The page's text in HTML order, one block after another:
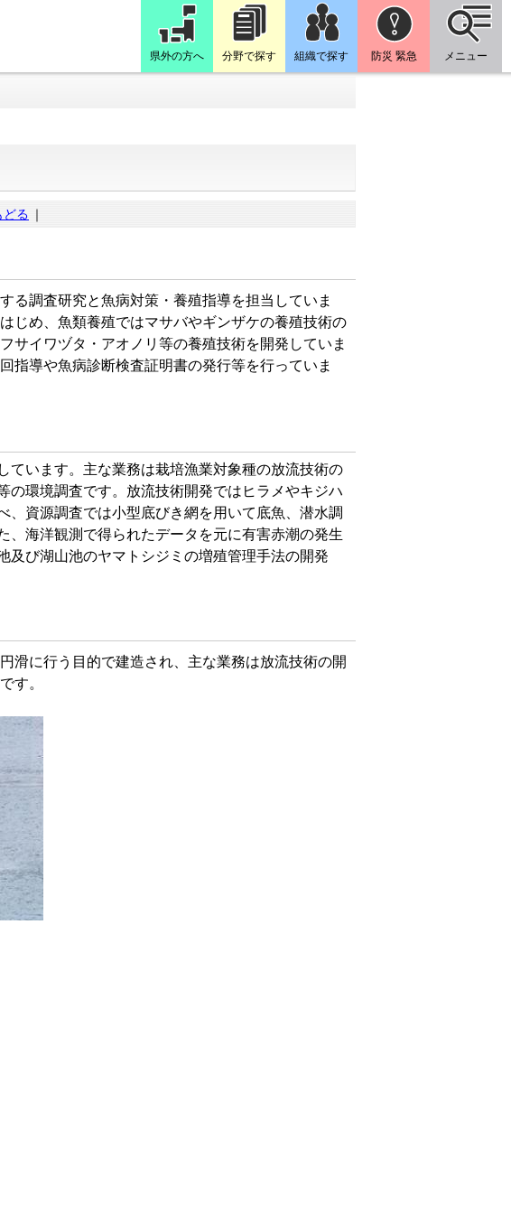
県外の方へ 分野で探す 組織で探す 防災 緊急 メニュー
どる ｜
調査研究と魚病対策・養殖指導を担当していま
じめ、魚類養殖ではマサバやギンザケの養殖技術の
サイワヅタ・アオノリ等の養殖技術を開発していま
指導や魚病診断検査証明書の発行等を行っていま
います。主な業務は栽培漁業対象種の放流技術の
の環境調査です。放流技術開発ではヒラメやキジハ
、資源調査では小型底びき網を用いて底魚、潜水調
海洋観測で得られたデータを元に有害赤潮の発生
及び湖山池のヤマトシジミの増殖管理手法の開発
滑に行う目的で建造され、主な業務は放流技術の開
す。